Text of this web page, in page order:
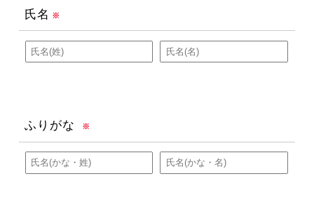
氏名 ※
ふりがな ※